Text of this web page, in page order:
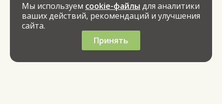
Мы используем cookie-файлы для аналитики
ваших действий, рекомендаций и улучшения
сайта.
Принять